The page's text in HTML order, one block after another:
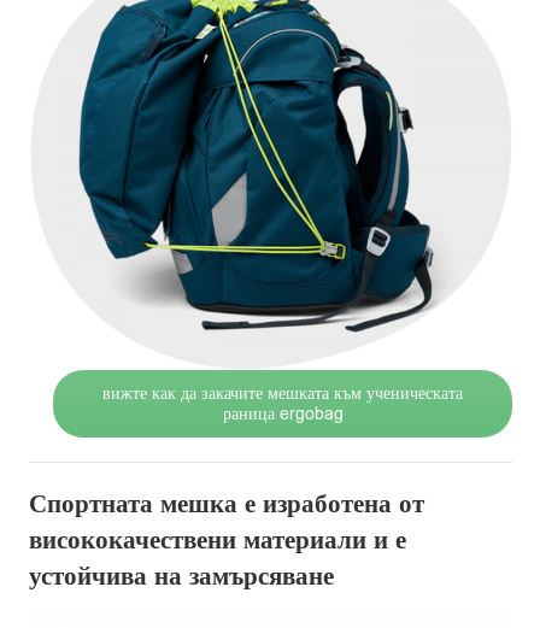
вижте как да закачите мешката към ученическата
раница ergobag
Спортната мешка е изработена от
висококачествени материали и е
устойчива на замърсяване